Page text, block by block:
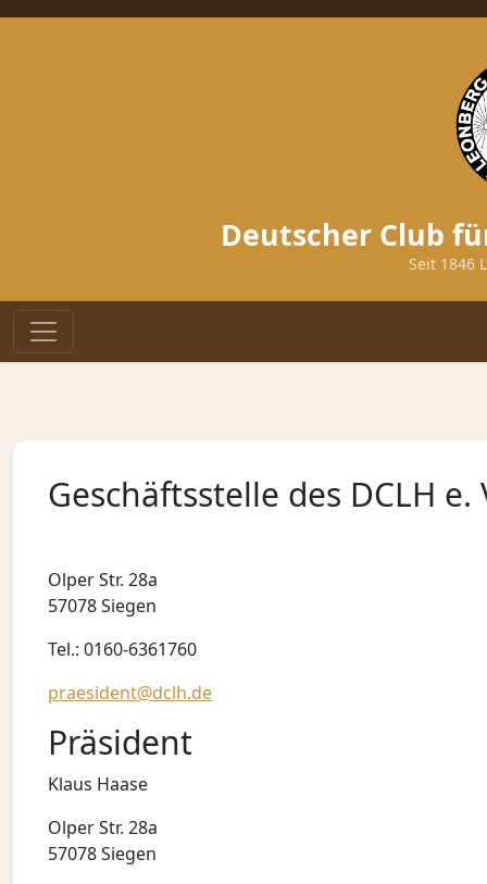
Deutscher Club
Seit 1846
Geschäftsstelle des DCLH e.
Olper Str. 28a
57078 Siegen
Tel.: 0160-6361760
praesident@dclh.de
Präsident
Klaus Haase
Olper Str. 28a
57078 Siegen